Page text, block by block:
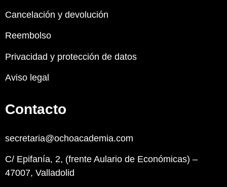
Cancelación y devolución
Reembolso
Privacidad y protección de datos
Aviso legal
Contacto
secretaria@ochoacademia.com
C/ Epifanía, 2, (frente Aulario de Económicas) –
47007, Valladolid